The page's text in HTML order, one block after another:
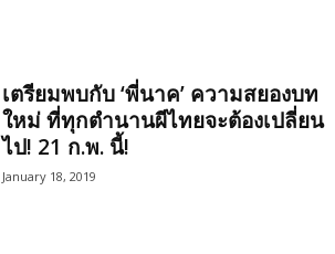
เตรียมพบกับ ‘พี่นาค’ ความสยองบท
ใหม่ ที่ทุกตำนานผีไทยจะต้องเปลี่ยน
ไป! 21 ก.พ. นี้!
January 18, 2019